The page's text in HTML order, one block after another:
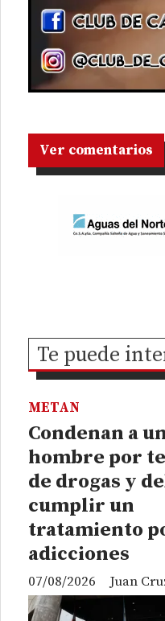
Ver comentarios
Te puede
Condenan a
hombre por
de drogas y
cumplir un
tratamiento
adicciones
Juan
METAN
07/08/2026